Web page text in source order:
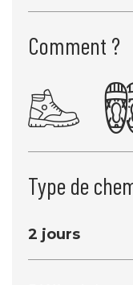
Comment ?
Type de
2 jours